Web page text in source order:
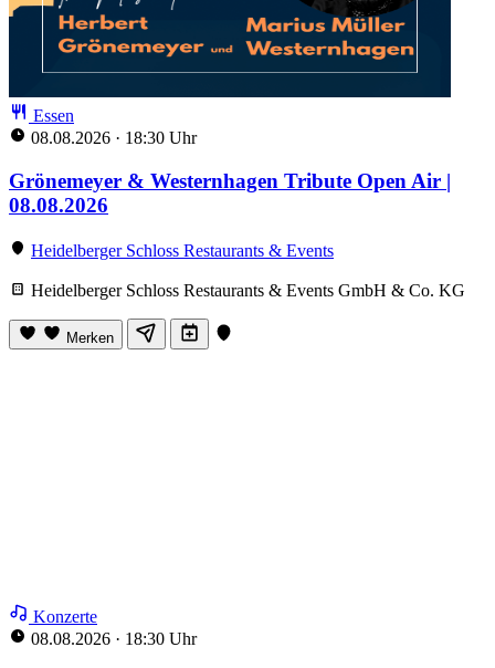
Essen
08.08.2026 · 18:30 Uhr
Grönemeyer & Westernhagen Tribute Open Air |
08.08.2026
Heidelberger Schloss Restaurants & Events
Heidelberger Schloss Restaurants & Events GmbH & Co. KG
Merken
Konzerte
08.08.2026 · 18:30 Uhr